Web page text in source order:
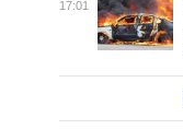
17:01